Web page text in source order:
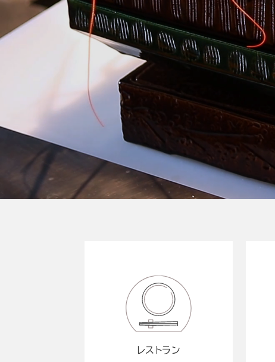
レストラン